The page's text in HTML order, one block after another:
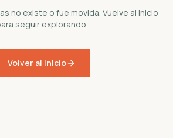
no existe o fue movida. Vuelve al inicio
seguir explorando.
Volver al inicio